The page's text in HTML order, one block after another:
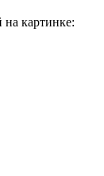
на картинке: